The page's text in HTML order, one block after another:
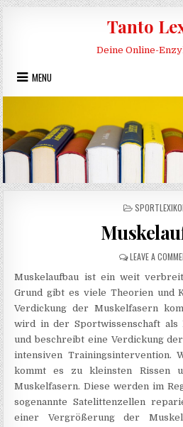
Skip to content
Tanto
Deine Online-
MENU
POSTED IN
LEAVE A
Muskelaufbau ist ein weit
Grund gibt es viele Theorien und
Verdickung der Muskelfasern
wird in der Sportwissenschaft als
und beschreibt eine Verdickung
intensiven Trainingsintervention.
kommt es zu kleinsten Rissen
Muskelfasern. Diese werden im
sogenannte Satelittenzellen
einer Vergrößerung der